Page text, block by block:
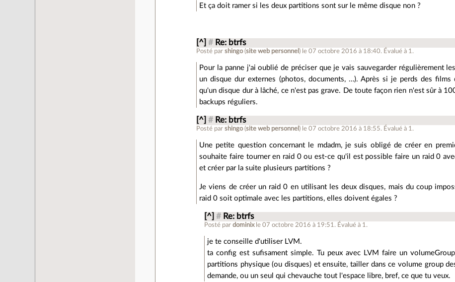
Et ça doit ramer si les deux partitions sont sur le même disque non ?
[^] # Re: btrfs
Posté parshingo(site web personnel ) le 07 octobre 2016 à 18:40. Évalué à 1 .
Pour la panne j'ai oublié de préciser que je vais sauvegarder régulièrement
un disque dur externes (photos, documents, …). Après si je perds des films
qu'un disque dur à lâché, ce n'est pas grave. De toute façon rien n'est sûr à
backups réguliers.
[^] # Re: btrfs
Posté parshingo(site web personnel ) le 07 octobre 2016 à 18:55. Évalué à 1 .
Une petite question concernant le mdadm, je suis obligé de créer en
souhaite faire tourner en raid 0 ou est-ce qu'il est possible faire un raid 0
et créer par la suite plusieurs partitions ?
Je viens de créer un raid 0 en utilisant les deux disques, mais du coup
raid 0 soit optimale avec les partitions, elles doivent égales ?
[^] # Re: btrfs
Posté pardominix le 07 octobre 2016 à 19:51 . Évalué à 1 .
je te conseille d'utiliser LVM.
ta config est sufisament simple. Tu peux avec LVM faire un
partitions physique (ou disques) et ensuite, tailler dans ce volume group
demande, ou un seul qui chevauche tout l'espace libre, bref, ce que tu veux.